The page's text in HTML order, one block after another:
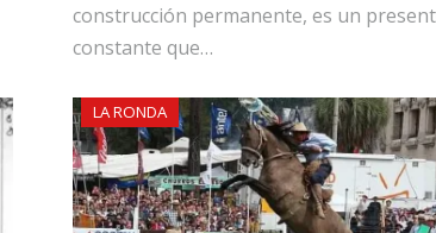
construcción permanente, es un
constante que…
LA RONDA